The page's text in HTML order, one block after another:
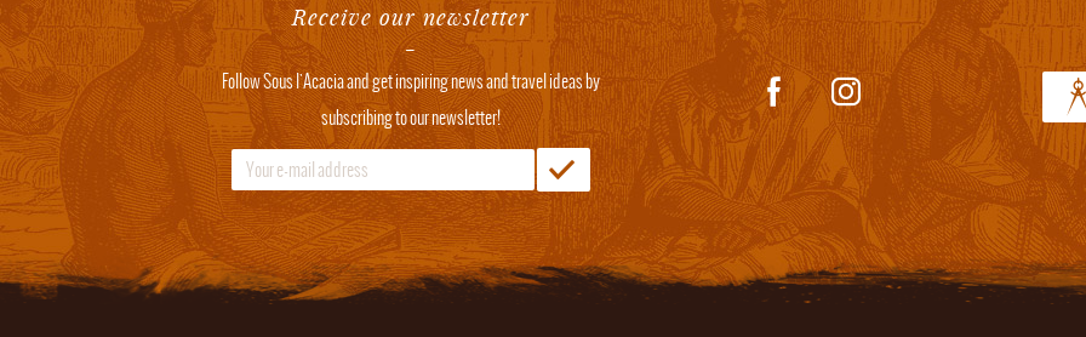
Receive our newsletter
Follow Sous l'Acacia and get inspiring news and travel ideas by
subscribing to our newsletter!